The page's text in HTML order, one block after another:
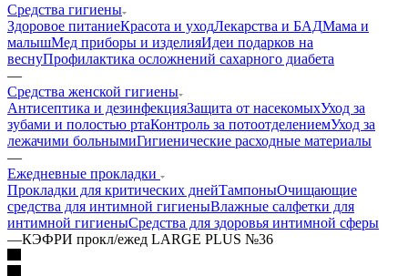
Средства гигиены
Здоровое питаниеКрасота и уходЛекарства и БАДМама и
малышМед приборы и изделияИдеи подарков на
веснуПрофилактика осложнений сахарного диабета
—
Средства женской гигиены
Антисептика и дезинфекцияЗащита от насекомыхУход за
зубами и полостью ртаКонтроль за потоотделениемУход за
лежачими больнымиГигиенические расходные материалы
—
Ежедневные прокладки
Прокладки для критических днейТампоныОчищающие
средства для интимной гигиеныВлажные салфетки для
интимной гигиеныСредства для здоровья интимной сферы
—КЭФРИ прокл/ежед LARGE PLUS №36